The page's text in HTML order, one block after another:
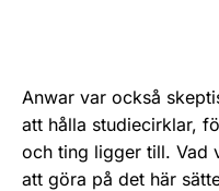
Anwar var också
att hålla studiecirklar,
och ting ligger till. Vad
att göra på det här